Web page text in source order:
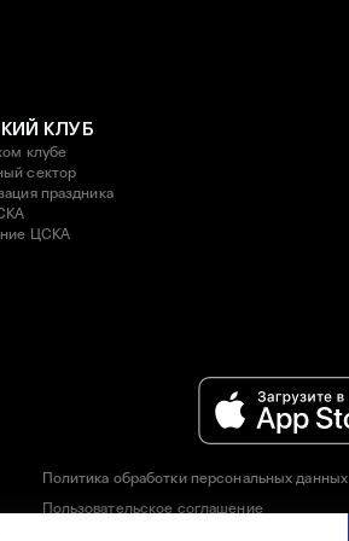
КЛУБ
клубе
сектор
праздника
ЦСКА
Политика обработки персональных данных
Пользовательское соглашение